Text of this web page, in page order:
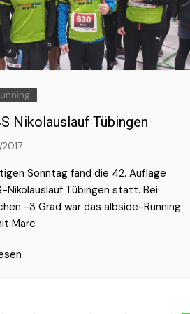
2017
2016
Nikolauslauf Tübingen
Sonntag fand die 42. Auflage
Nikolauslauf Tübingen statt. Bei
-3 Grad war das albside-Running
Marc